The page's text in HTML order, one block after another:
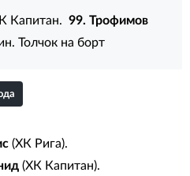
Капитан.99. Трофимов
Толчок на борт
(ХК Рига).
(ХК Капитан).